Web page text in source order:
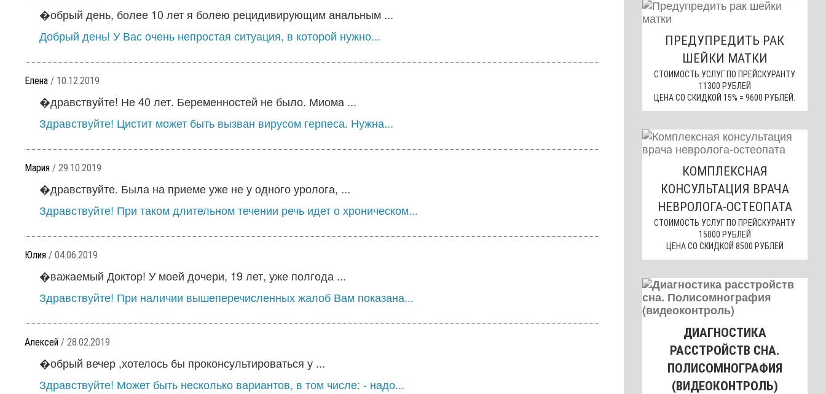
�обрый день, более 10 лет я болею рецидивирующим анальным ...
Добрый день! У Вас очень непростая ситуация, в которой нужно...
Елена / 10.12.2019
�дравствуйте! Не 40 лет. Беременностей не было. Миома ...
Здравствуйте! Цистит может быть вызван вирусом герпеса. Нужна...
Мария / 29.10.2019
�дравствуйте. Была на приеме уже не у одного уролога, ...
Здравствуйте! При таком длительном течении речь идет о хроническом...
Юлия / 04.06.2019
�важаемый Доктор! У моей дочери, 19 лет, уже полгода ...
Здравствуйте! При наличии вышеперечисленных жалоб Вам показана...
Алексей / 28.02.2019
�обрый вечер ,хотелось бы проконсультироваться у ...
Здравствуйте! Может быть несколько вариантов, в том числе: - надо...
ПРЕДУПРЕДИТЬ РАК
ШЕЙКИ МАТКИ
СТОИМОСТЬ УСЛУГ ПО ПРЕЙСКУРАНТУ
11300 РУБЛЕЙ
ЦЕНА СО СКИДКОЙ 15% = 9600 РУБЛЕЙ.
КОМПЛЕКСНАЯ
КОНСУЛЬТАЦИЯ ВРАЧА
НЕВРОЛОГА-ОСТЕОПАТА
СТОИМОСТЬ УСЛУГ ПО ПРЕЙСКУРАНТУ
15000 РУБЛЕЙ
ЦЕНА СО СКИДКОЙ 8500 РУБЛЕЙ
ДИАГНОСТИКА
РАССТРОЙСТВ СНА.
ПОЛИСОМНОГРАФИЯ
(ВИДЕОКОНТРОЛЬ)